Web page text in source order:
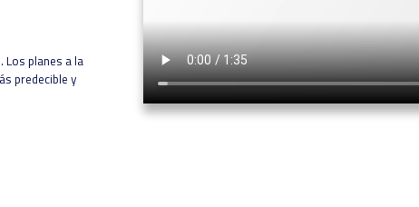
Los planes a la
predecible y